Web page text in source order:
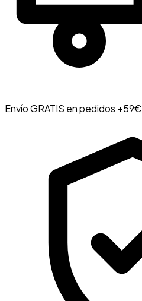
Envío GRATIS en pedidos +59€